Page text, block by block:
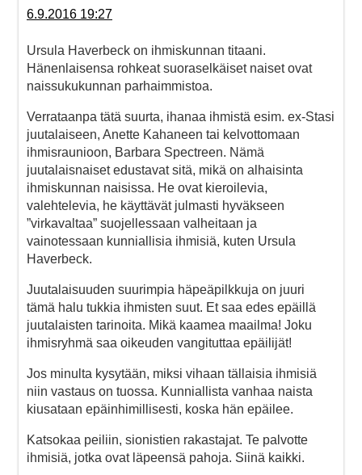
6.9.2016 19:27
Ursula Haverbeck on ihmiskunnan titaani.
Hänenlaisensa rohkeat suoraselkäiset naiset ovat
naissukukunnan parhaimmistoa.
Verrataanpa tätä suurta, ihanaa ihmistä esim. ex-Stasi
juutalaiseen, Anette Kahaneen tai kelvottomaan
ihmisraunioon, Barbara Spectreen. Nämä
juutalaisnaiset edustavat sitä, mikä on alhaisinta
ihmiskunnan naisissa. He ovat kieroilevia,
valehtelevia, he käyttävät julmasti hyväkseen
”virkavaltaa” suojellessaan valheitaan ja
vainotessaan kunniallisia ihmisiä, kuten Ursula
Haverbeck.
Juutalaisuuden suurimpia häpeäpilkkuja on juuri
tämä halu tukkia ihmisten suut. Et saa edes epäillä
juutalaisten tarinoita. Mikä kaamea maailma! Joku
ihmisryhmä saa oikeuden vangituttaa epäilijät!
Jos minulta kysytään, miksi vihaan tällaisia ihmisiä
niin vastaus on tuossa. Kunniallista vanhaa naista
kiusataan epäinhimillisesti, koska hän epäilee.
Katsokaa peiliin, sionistien rakastajat. Te palvotte
ihmisiä, jotka ovat läpeensä pahoja. Siinä kaikki.